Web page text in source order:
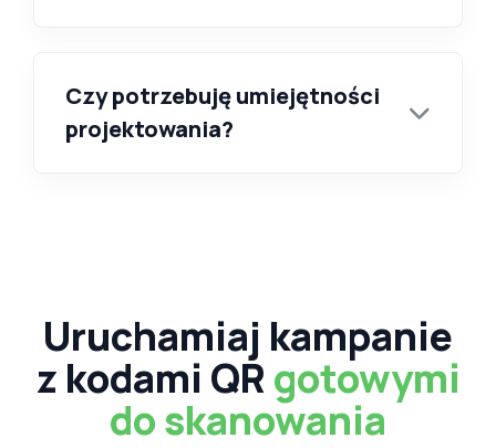
Czy potrzebuję umiejętności
projektowania?
Uruchamiaj kampanie
z kodami QRgotowymi
do skanowania